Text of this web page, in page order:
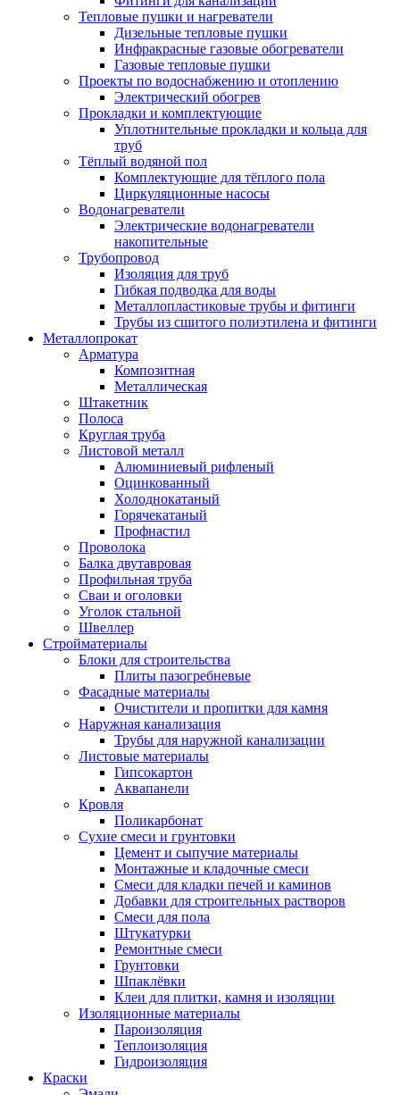
Тепловые пушки и нагреватели
Дизельные тепловые пушки
Инфракрасные газовые обогреватели
Газовые тепловые пушки
Проекты по водоснабжению и отоплению
Электрический обогрев
Прокладки и комплектующие
Уплотнительные прокладки и кольца для
труб
Тёплый водяной пол
Комплектующие для тёплого пола
Циркуляционные насосы
Водонагреватели
Электрические водонагреватели
накопительные
Трубопровод
Изоляция для труб
Гибкая подводка для воды
Металлопластиковые трубы и фитинги
Трубы из сшитого полиэтилена и фитинги
Металлопрокат
Арматура
Композитная
Металлическая
Штакетник
Полоса
Круглая труба
Листовой металл
Алюминиевый рифленый
Оцинкованный
Холоднокатаный
Горячекатаный
Профнастил
Проволока
Балка двутавровая
Профильная труба
Сваи и оголовки
Уголок стальной
Швеллер
Стройматериалы
Блоки для строительства
Плиты пазогребневые
Фасадные материалы
Очистители и пропитки для камня
Наружная канализация
Трубы для наружной канализации
Листовые материалы
Гипсокартон
Аквапанели
Кровля
Поликарбонат
Сухие смеси и грунтовки
Цемент и сыпучие материалы
Монтажные и кладочные смеси
Смеси для кладки печей и каминов
Добавки для строительных растворов
Смеси для пола
Штукатурки
Ремонтные смеси
Грунтовки
Шпаклёвки
Клеи для плитки, камня и изоляции
Изоляционные материалы
Пароизоляция
Теплоизоляция
Гидроизоляция
Краски